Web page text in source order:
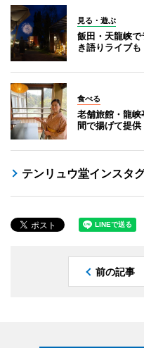
見る・遊ぶ
飯田・天龍峡
き語りライブも
食べる
老舗旅館・龍
間で揚げて提供
テンリュウ堂インスタ
前の記事